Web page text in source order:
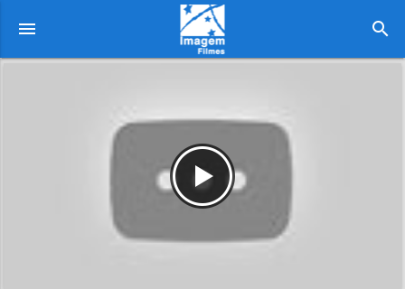
menu search